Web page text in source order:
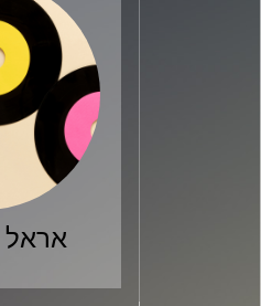
אראל